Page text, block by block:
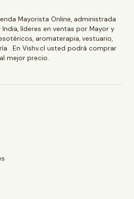
Mayorista Online, administrada
líderes en ventas por Mayor y
aromaterapia, vestuario,
. En Vishv.cl usted podrá comprar
mejor precio.